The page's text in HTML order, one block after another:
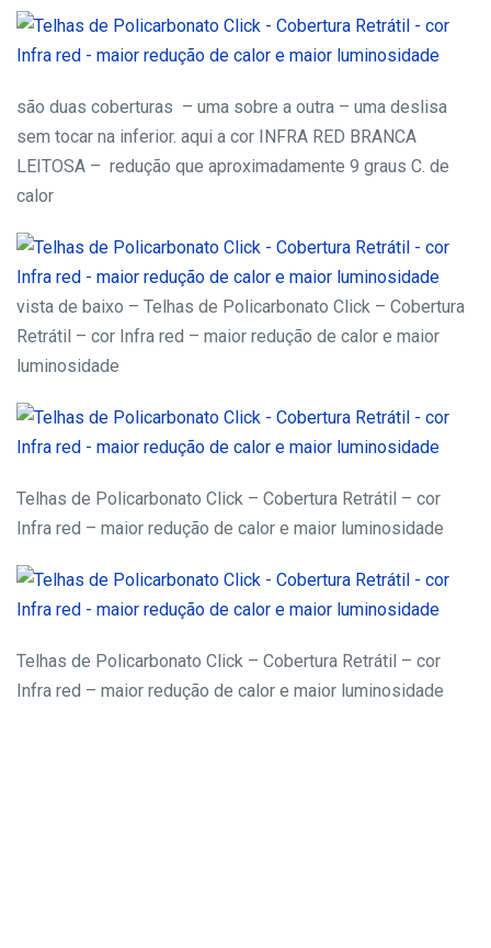
são duas coberturas – uma sobre a outra – uma deslisa
sem tocar na inferior. aqui a cor INFRA RED BRANCA
LEITOSA – redução que aproximadamente 9 graus C. de
calor
vista de baixo – Telhas de Policarbonato Click – Cobertura
Retrátil – cor Infra red – maior redução de calor e maior
luminosidade
Telhas de Policarbonato Click – Cobertura Retrátil – cor
Infra red – maior redução de calor e maior luminosidade
Telhas de Policarbonato Click – Cobertura Retrátil – cor
Infra red – maior redução de calor e maior luminosidade